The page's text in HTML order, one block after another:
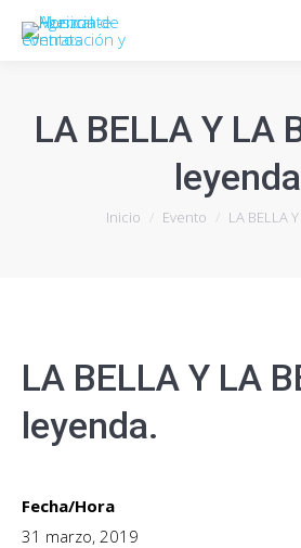
LA BELLA Y LA
Estás aquí:
Inicio Evento LA BELLA
LA BELLA Y LA
leyenda.
Fecha/Hora
31 marzo, 2019